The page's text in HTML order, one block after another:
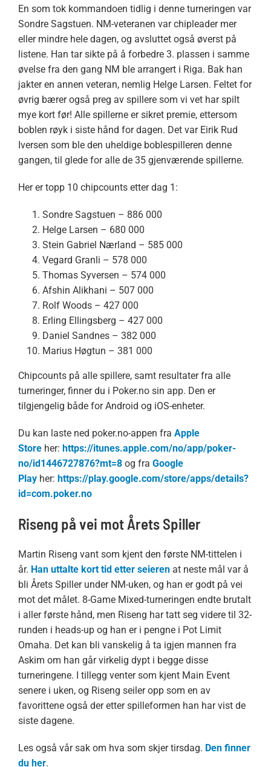
En som tok kommandoen tidlig i denne turneringen var
Sondre Sagstuen. NM-veteranen var chipleader mer
eller mindre hele dagen, og avsluttet også øverst på
listene. Han tar sikte på å forbedre 3. plassen i samme
øvelse fra den gang NM ble arrangert i Riga. Bak han
jakter en annen veteran, nemlig Helge Larsen. Feltet for
øvrig bærer også preg av spillere som vi vet har spilt
mye kort før! Alle spillerne er sikret premie, ettersom
boblen røyk i siste hånd for dagen. Det var Eirik Rud
Iversen som ble den uheldige boblespilleren denne
gangen, til glede for alle de 35 gjenværende spillerne.
Her er topp 10 chipcounts etter dag 1:
Sondre Sagstuen – 886 000
Helge Larsen – 680 000
Stein Gabriel Nærland – 585 000
Vegard Granli – 578 000
Thomas Syversen – 574 000
Afshin Alikhani – 507 000
Rolf Woods – 427 000
Erling Ellingsberg – 427 000
Daniel Sandnes – 382 000
Marius Høgtun – 381 000
Chipcounts på alle spillere, samt resultater fra alle
turneringer, finner du i Poker.no sin app. Den er
tilgjengelig både for Android og iOS-enheter.
Du kan laste ned poker.no-appen fra Apple
Storeher: https://itunes.apple.com/no/app/poker-
no/id1446727876?mt=8og fra Google
Playher: https://play.google.com/store/apps/details?
id=com.poker.no
Riseng på vei mot Årets Spiller
Martin Riseng vant som kjent den første NM-tittelen i
år. Han uttalte kort tid etter seierenat neste mål var å
bli Årets Spiller under NM-uken, og han er godt på vei
mot det målet. 8-Game Mixed-turneringen endte brutalt
i aller første hånd, men Riseng har tatt seg videre til 32-
runden i heads-up og han er i pengne i Pot Limit
Omaha. Det kan bli vanskelig å ta igjen mannen fra
Askim om han går virkelig dypt i begge disse
turneringene. I tillegg venter som kjent Main Event
senere i uken, og Riseng seiler opp som en av
favorittene også der etter spilleformen han har vist de
siste dagene.
Les også vår sak om hva som skjer tirsdag. Den finner
du her.